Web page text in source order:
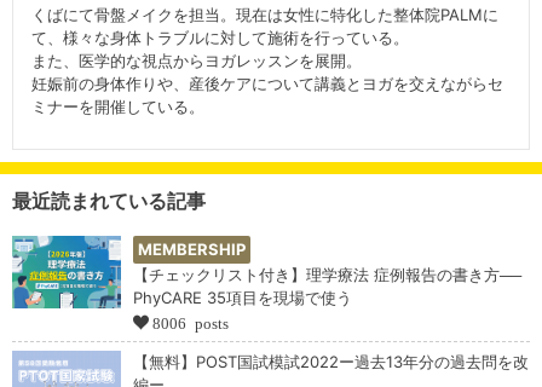
くばにて骨盤メイクを担当。現在は女性に特化した整体院PALMに
て、様々な身体トラブルに対して施術を行っている。
また、医学的な視点からヨガレッスンを展開。
妊娠前の身体作りや、産後ケアについて講義とヨガを交えながらセ
ミナーを開催している。
最近読まれている記事
MEMBERSHIP
【チェックリスト付き】理学療法 症例報告の書き方──
PhyCARE 35項目を現場で使う
8006 posts
【無料】POST国試模試2022ー過去13年分の過去問を改